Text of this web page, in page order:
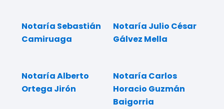
Notaría Sebastián
Camiruaga
Notaría Julio César
Gálvez Mella
Notaría Alberto
Ortega Jirón
Notaría Carlos
Horacio Guzmán
Baigorria